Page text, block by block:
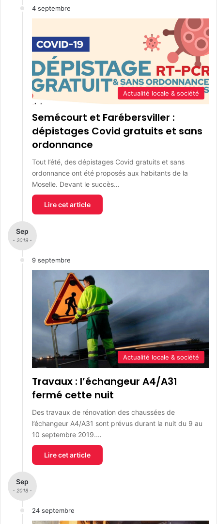
4 septembre
Actualité locale & société
Semécourt et Farébersviller :
dépistages Covid gratuits et sans
ordonnance
Tout l’été, des dépistages Covid gratuits et sans
ordonnance ont été proposés aux habitants de la
Moselle. Devant le succès…
Lire cet article
Sep
- 2019 -
9 septembre
Actualité locale & société
Travaux : l’échangeur A4/A31
fermé cette nuit
Des travaux de rénovation des chaussées de
l’échangeur A4/A31 sont prévus durant la nuit du 9 au
10 septembre 2019.…
Lire cet article
Sep
- 2018 -
24 septembre